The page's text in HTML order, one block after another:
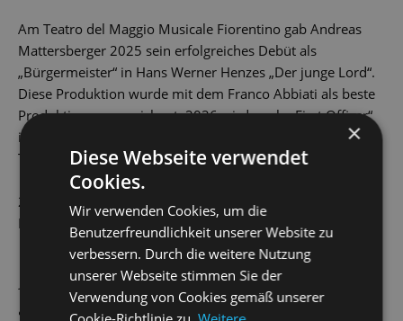
Am Teatro del Maggio Musicale Fiorentino gab Andreas
Mattersberger 2025 sein erfolgreiches Debüt als
„Bürgermeister“ in Hans Werner Henzes „Der junge Lord“.
Diese Produktion wurde mit dem Franco Abbiati als beste
Produktion ausgezeichnet. 2026 wird er als „First Officer“
in „The death of Klinghoffer“ (John Adams) erneut am
Teatro del Maggio Musicale Fiorentino zu hören sein.
2028 wird Andreas Mattersberger sein Debüt am New
National Theatre in Tokio geben.
AKTUELLE PRODUKTIONEN
Hänsel und Gretel Vater
×
Diese Webseite verwendet
Cookies.
Wir verwenden Cookies, um die
Benutzerfreundlichkeit unserer Website zu
verbessern. Durch die weitere Nutzung
unserer Webseite stimmen Sie der
Verwendung von Cookies gemäß unserer